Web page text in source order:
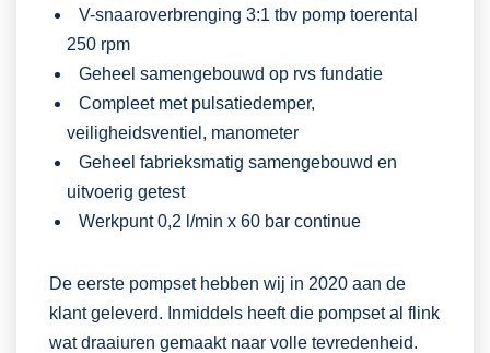
V-snaaroverbrenging 3:1 tbv pomp toerental
250 rpm
Geheel samengebouwd op rvs fundatie
Compleet met pulsatiedemper,
veiligheidsventiel, manometer
Geheel fabrieksmatig samengebouwd en
uitvoerig getest
Werkpunt 0,2 l/min x 60 bar continue
De eerste pompset hebben wij in 2020 aan de
klant geleverd. Inmiddels heeft die pompset al flink
wat draaiuren gemaakt naar volle tevredenheid.